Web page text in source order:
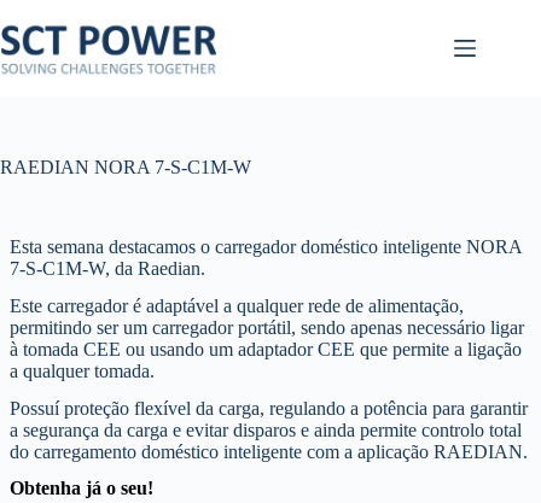
para
o
conteúdo
RAEDIAN NORA 7-S-C1M-W
Esta semana destacamos o carregador doméstico inteligente NORA
7-S-C1M-W, da Raedian.
Este carregador é adaptável a qualquer rede de alimentação,
permitindo ser um carregador portátil, sendo apenas necessário ligar
à tomada CEE ou usando um adaptador CEE que permite a ligação
a qualquer tomada.
Possuí proteção flexível da carga, regulando a potência para garantir
a segurança da carga e evitar disparos e ainda permite controlo total
do carregamento doméstico inteligente com a aplicação RAEDIAN.
Obtenha já o seu!